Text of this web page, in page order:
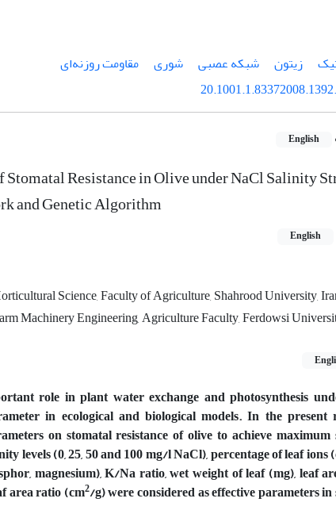
زیتون شبکه عصبی شوری
مقاومت روزنه‌ای
English
Resistance in Olive under NaCl Salinity
and Genetic Algorithm
English
Science, Faculty of Agriculture, Shahrood University,
Machinery Engineering, Agriculture Faculty, Ferdowsi
role in plant water exchange and photosynthesis
in ecological and biological models. In the present
on stomatal resistance of olive to achieve maximum
levels (0, 25, 50 and 100 mg/l NaCl), percentage of leaf ions
magnesium), K/Na ratio, wet weight of leaf (mg), leaf
area ratio (cm2/g) were considered as effective parameters